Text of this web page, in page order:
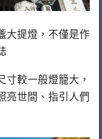
大提燈，不僅是作
較一般燈籠大，
亮世間、指引人們